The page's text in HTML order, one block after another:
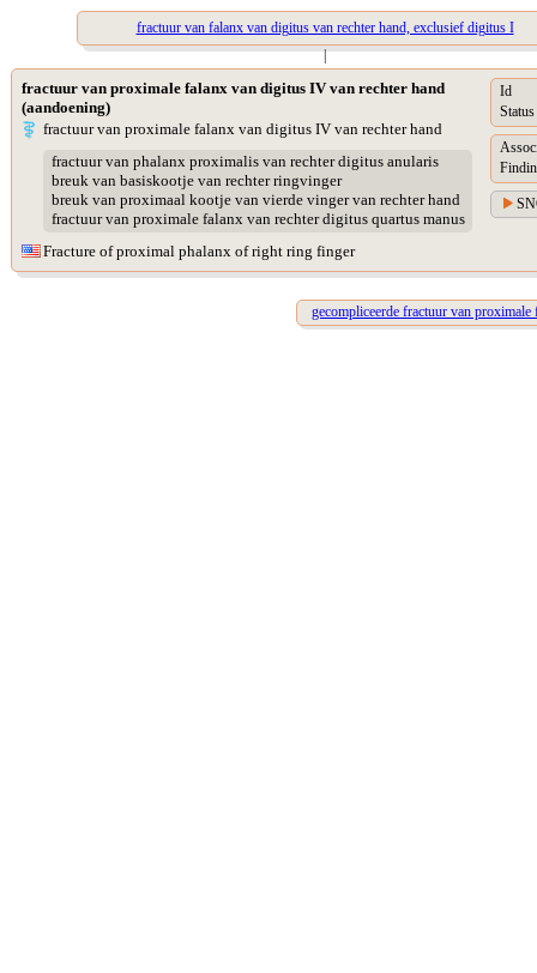
fractuur van falanx van digitus van rechter hand, exclusief digitus I
|
fractuur van proximale falanx van digitus IV van rechter hand
(aandoening)
fractuur van proximale falanx van digitus IV van rechter hand
fractuur van phalanx proximalis van rechter digitus anularis
breuk van basiskootje van rechter ringvinger
breuk van proximaal kootje van vierde vinger van rechter hand
fractuur van proximale falanx van rechter digitus quartus manus
Fracture of proximal phalanx of right ring finger
Id
Status
gecompliceerde fractuur van